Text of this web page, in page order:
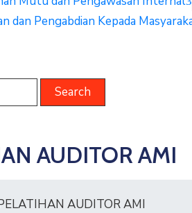
dan Pengabdian Kepada
AUDITOR AMI
AUDITOR AMI